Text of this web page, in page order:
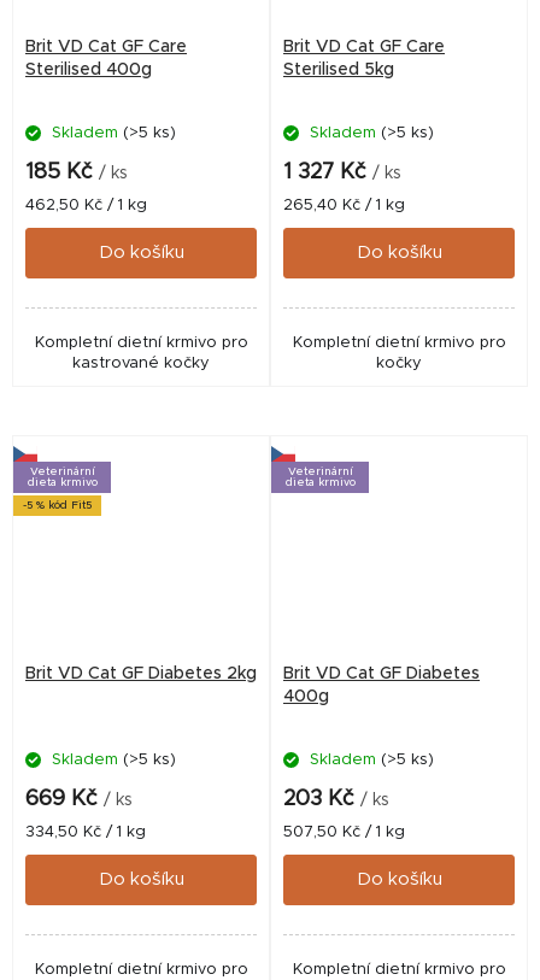
Brit VD Cat GF Care
Sterilised 400g
Skladem (>5 ks)
185 Kč / ks
Měrná
cena:
462,50 Kč / 1 kg
Do košíku
Kompletní dietní krmivo pro
kastrované kočky
Brit VD Cat GF Care
Sterilised 5kg
Skladem (>5 ks)
1 327 Kč / ks
Měrná
cena:
265,40 Kč / 1 kg
Do košíku
Kompletní dietní krmivo pro
kočky
Veterinární
dieta krmivo
-5 % kód Fit5
Brit VD Cat GF Diabetes 2kg
Skladem (>5 ks)
669 Kč / ks
Měrná
cena:
334,50 Kč / 1 kg
Do košíku
Kompletní dietní krmivo pro
Veterinární
dieta krmivo
Brit VD Cat GF Diabetes
400g
Skladem (>5 ks)
203 Kč / ks
Měrná
cena:
507,50 Kč / 1 kg
Do košíku
Kompletní dietní krmivo pro